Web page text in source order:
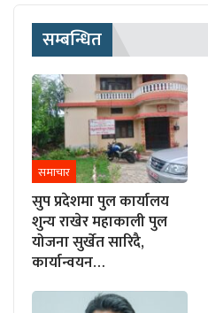
सम्बन्धित
समाचार
सुप प्रदेशमा पुल कार्यालय
शुन्य राखेर महाकाली पुल
योजना सुर्खेत सारिदै,
कार्यान्वयन…